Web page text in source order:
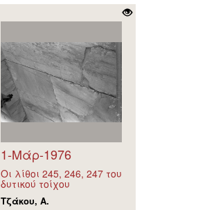
1-Μάρ-1976
Οι λίθοι 245, 246, 247 του
δυτικού τοίχου
Τζάκου, Α.